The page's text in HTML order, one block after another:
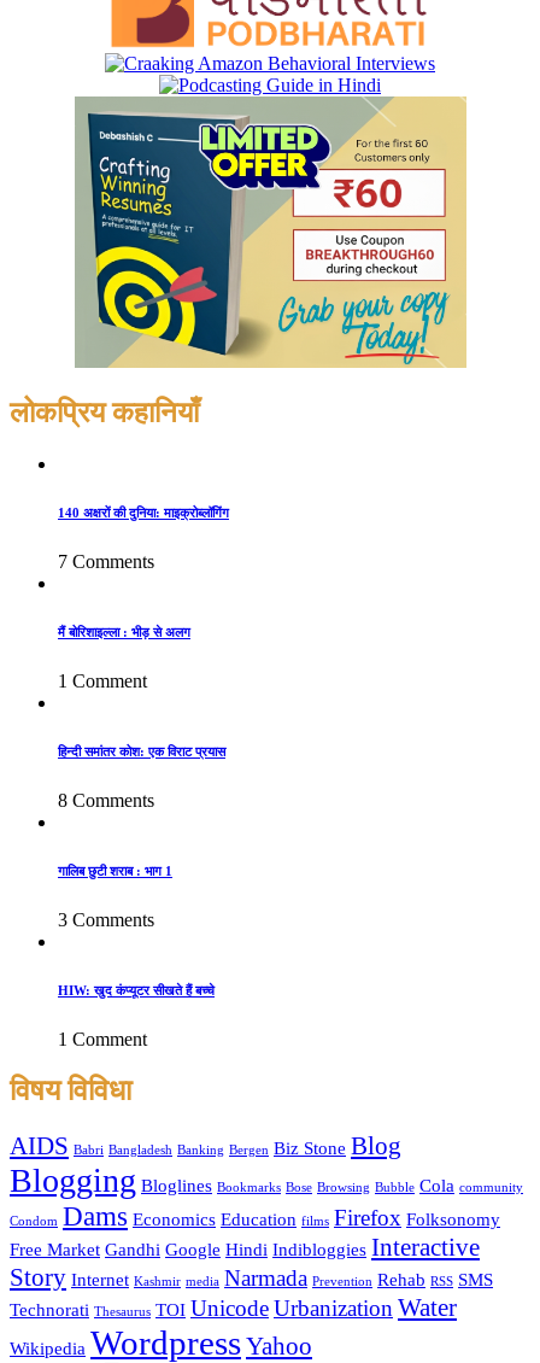
लोकप्रिय कहानियाँ
140 अक्षरों की दुनिया: माइक्रोब्लॉगिंग
7 Comments
मैं बोरिशाइल्ला : भीड़ से अलग
1 Comment
हिन्दी समांतर कोश: एक विराट प्रयास
8 Comments
गालिब छुटी शराब : भाग 1
3 Comments
HIW: खुद कंप्यूटर सीखते हैं बच्चे
1 Comment
विषय विविधा
AIDS Babri Bangladesh Banking Bergen Biz Stone Blog
Blogging Bloglines Bookmarks Bose Browsing Bubble Cola community
Condom Dams Economics Education films Firefox Folksonomy
Free Market Gandhi Google Hindi Indibloggies Interactive
Story Internet Kashmir media Narmada Prevention Rehab RSS SMS
Technorati Thesaurus TOI UnicodeUrbanization Water
Wikipedia WordpressYahoo